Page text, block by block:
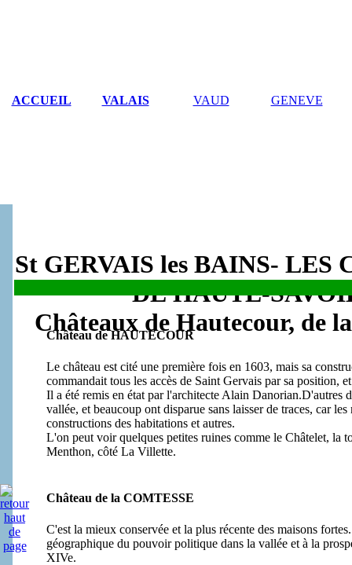
St GERVAIS les BAINS- LES
DE HAUTE-
Châteaux de Hautecour, de
ACCUEIL VALAIS VAUD GENEVE
Château de HAUTECOUR
Le château est cité une première fois en 1603, mais sa
commandait tous les accès de Saint Gervais par sa position,
Il a été remis en état par l'architecte Alain Danorian.D'autres
vallée, et beaucoup ont disparue sans laisser de traces, car
constructions des habitations et autres.
L'on peut voir quelques petites ruines comme le Châtelet, la
Menthon, côté La Villette.
Château de la COMTESSE
C'est la mieux conservée et la plus récente des maisons
géographique du pouvoir politique dans la vallée et à la
XIVe.